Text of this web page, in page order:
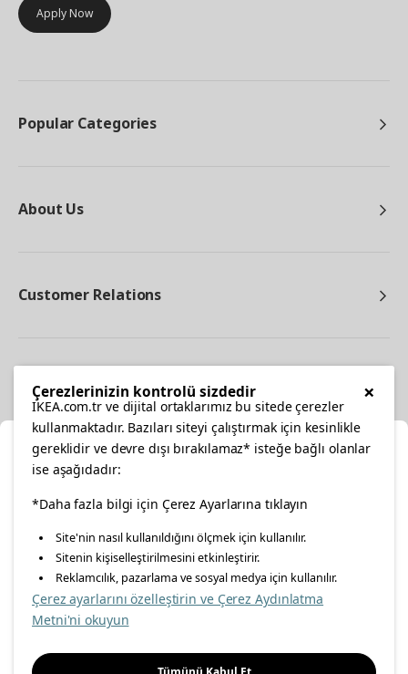
Apply Now
Popular Categories
About Us
Customer Relations
facebooktwitterinstagrampinterestyoutube
linkedin
Energy Policy Information Security Policy
Food Safety Policy
Select Location
Please select to see the content specific to your delivery
location for your orders from Online Store.
Select a city first
Please select
×
Çerezlerinizin kontrolü sizdedir
IKEA.com.tr ve dijital ortaklarımız bu sitede çerezler
kullanmaktadır. Bazıları siteyi çalıştırmak için kesinlikle
gereklidir ve devre dışı bırakılamaz* isteğe bağlı olanlar
ise aşağıdadır:
*Daha fazla bilgi için Çerez Ayarlarına tıklayın
Site'nin nasıl kullanıldığını ölçmek için kullanılır.
Sitenin kişiselleştirilmesini etkinleştirir.
Reklamcılık, pazarlama ve sosyal medya için kullanılır.
Çerez ayarlarını özelleştirin ve Çerez Aydınlatma
Metni'ni okuyun